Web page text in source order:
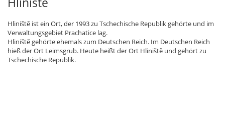
Hliniště ist ein Ort, der 1993 zu Tschechische Republik gehörte und im
Verwaltungsgebiet Prachatice lag.
Hliniště gehörte ehemals zum Deutschen Reich. Im Deutschen Reich
hieß der Ort Leimsgrub. Heute heißt der Ort Hliniště und gehört zu
Tschechische Republik.